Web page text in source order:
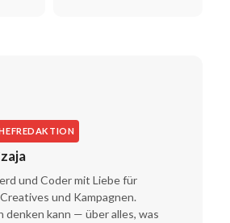
und Coder mit Liebe für
und Kampagnen.
denken kann — über alles, was